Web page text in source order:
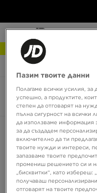
Сортирай:Препоръчани
Пазим твоите данни
Полагаме всички усилия,
успешно, а продуктите,
степен да отговарят на
пълна сигурност на всички
да използваме информация
за да създадем
включително да ти
твоите нужди и интереси,
запазваме твоите
промениш решението си и
„бисквитки“, като избереш:
получаваш
отговарят на твоите